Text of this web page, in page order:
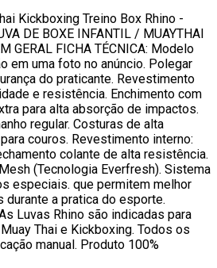
Kickboxing Treino Box Rhino -
DE BOXE INFANTIL / MUAYTHAI
GERAL FICHA TÉCNICA: Modelo
em uma foto no anúncio. Polegar
do praticante. Revestimento
e resistência. Enchimento com
para alta absorção de impactos.
regular. Costuras de alta
couros. Revestimento interno:
colante de alta resistência.
(Tecnologia Everfresh). Sistema
especiais. que permitem melhor
durante a pratica do esporte.
Luvas Rhino são indicadas para
Thai e Kickboxing. Todos os
manual. Produto 100%